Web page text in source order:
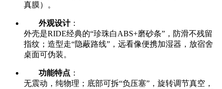
真膜）。
外观设计：
外壳是RIDE经典的“珍珠白ABS+磨砂条”，防滑不残留
指纹；造型走“隐蔽路线”，远看像便携加湿器，放宿舍
桌面可伪装。
功能特点 ：
无震动，纯物理；底部可拆“负压塞”，旋转调节真空，